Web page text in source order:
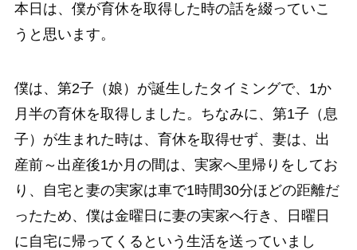
本日は、 僕が育休を取得した時の話を綴っていこ
うと思います。
僕は、第2子（娘）が誕生したタイミングで、1か
月半の育休を取得しました。ちなみに、第1子（息
子）が生まれた時は、育休を取得せず、妻は、出
産前～出産後1か月の間は、実家へ里帰りをしてお
り、自宅と妻の実家は車で1時間30分ほどの距離だ
ったため、僕は金曜日に妻の実家へ行き、日曜日
に自宅に帰ってくるという生活を送っていまし